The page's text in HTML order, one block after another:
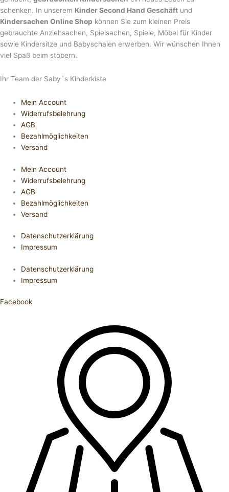
schenken. In unserem Kinder Second Hand Geschäft und
Kindersachen Online Shop können Sie zum kleinen Preis
gebrauchte Anziehsachen, Spiel­sachen, Spiele, Möbel für Kinder
sowie Kindersitze und Babyschalen erwerben. Wir wünschen Ihnen
viel Spaß beim stöbern.
Ihr Team der Saby´s Kinderkiste
Mein Account
Widerrufsbelehrung
AGB
Bezahlmöglichkeiten
Versand
Mein Account
Widerrufsbelehrung
AGB
Bezahlmöglichkeiten
Versand
Datenschutzerklärung
Impressum
Datenschutzerklärung
Impressum
Facebook